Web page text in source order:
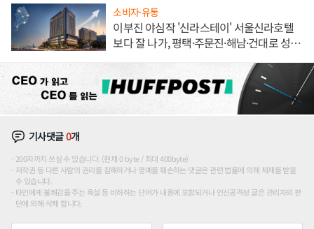
소비자·유통
이부진 야심작 '신라스테이' 서울신라호텔
보다 잘 나가, 평택·주문진·해남·건대로 성
기사댓글0개
200자까지 쓰실 수 있습니다. (현재 0 byte / 최대 400byte)
저작권 등 다른 사람의 권리를 침해하거나 명예를 훼손하는 댓글은 관련 법률에 의해 제재를 받을
수 있습니다.
타인에게 불쾌감을 주는 욕설 등 비하하는 단어가 내용에 포함되거나 인신공격성 글은 관리자의 판
단에 의해 삭제 합니다.